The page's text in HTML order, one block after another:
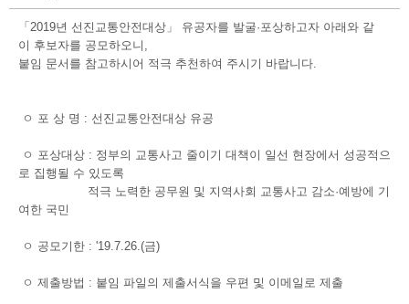
「2019년 선진교통안전대상」 유공자를 발굴·포상하고자 아래와 같
이 후보자를 공모하오니,
붙임 문서를 참고하시어 적극 추천하여 주시기 바랍니다.
ㅇ 포 상 명 : 선진교통안전대상 유공
ㅇ 포상대상 : 정부의 교통사고 줄이기 대책이 일선 현장에서 성공적으
로 집행될 수 있도록
적극 노력한 공무원 및 지역사회 교통사고 감소·예방에 기
여한 국민
ㅇ 공모기한 : '19.7.26.(금)
ㅇ 제출방법 : 붙임 파일의 제출서식을 우편 및 이메일로 제출